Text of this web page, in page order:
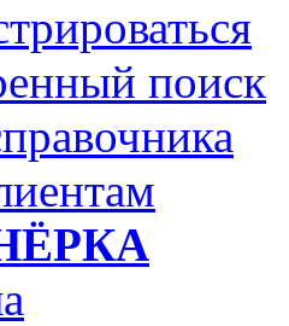
поиск